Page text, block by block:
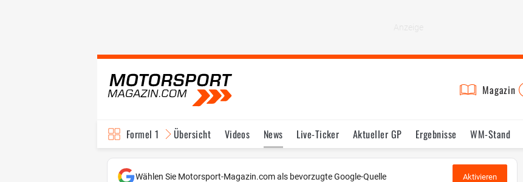
Magazin
Formel 1 Übersicht Videos News Live-Ticker Aktueller GP Ergebnisse WM-Stand
Fahrer & Teams
Bilder Termine Statistik Testfahrten Reglement Lexikon
Wählen Sie Motorsport-Magazin.com als bevorzugte Google-Quelle Aktivieren